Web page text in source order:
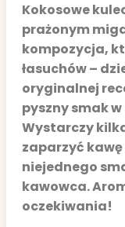
Kokosowe
prażonym
kompozycja,
łasuchów –
oryginalnej
pyszny smak
Wystarczy
zaparzyć
niejednego
kawowca.
oczekiwania!